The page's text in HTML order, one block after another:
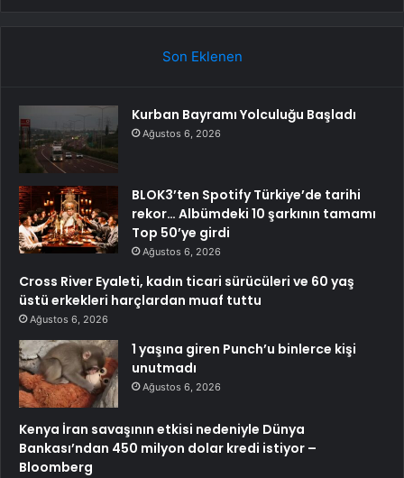
Son Eklenen
Kurban Bayramı Yolculuğu Başladı
Ağustos 6, 2026
BLOK3’ten Spotify Türkiye’de tarihi
rekor… Albümdeki 10 şarkının tamamı
Top 50’ye girdi
Ağustos 6, 2026
Cross River Eyaleti, kadın ticari sürücüleri ve 60 yaş
üstü erkekleri harçlardan muaf tuttu
Ağustos 6, 2026
1 yaşına giren Punch’u binlerce kişi
unutmadı
Ağustos 6, 2026
Kenya İran savaşının etkisi nedeniyle Dünya
Bankası’ndan 450 milyon dolar kredi istiyor –
Bloomberg